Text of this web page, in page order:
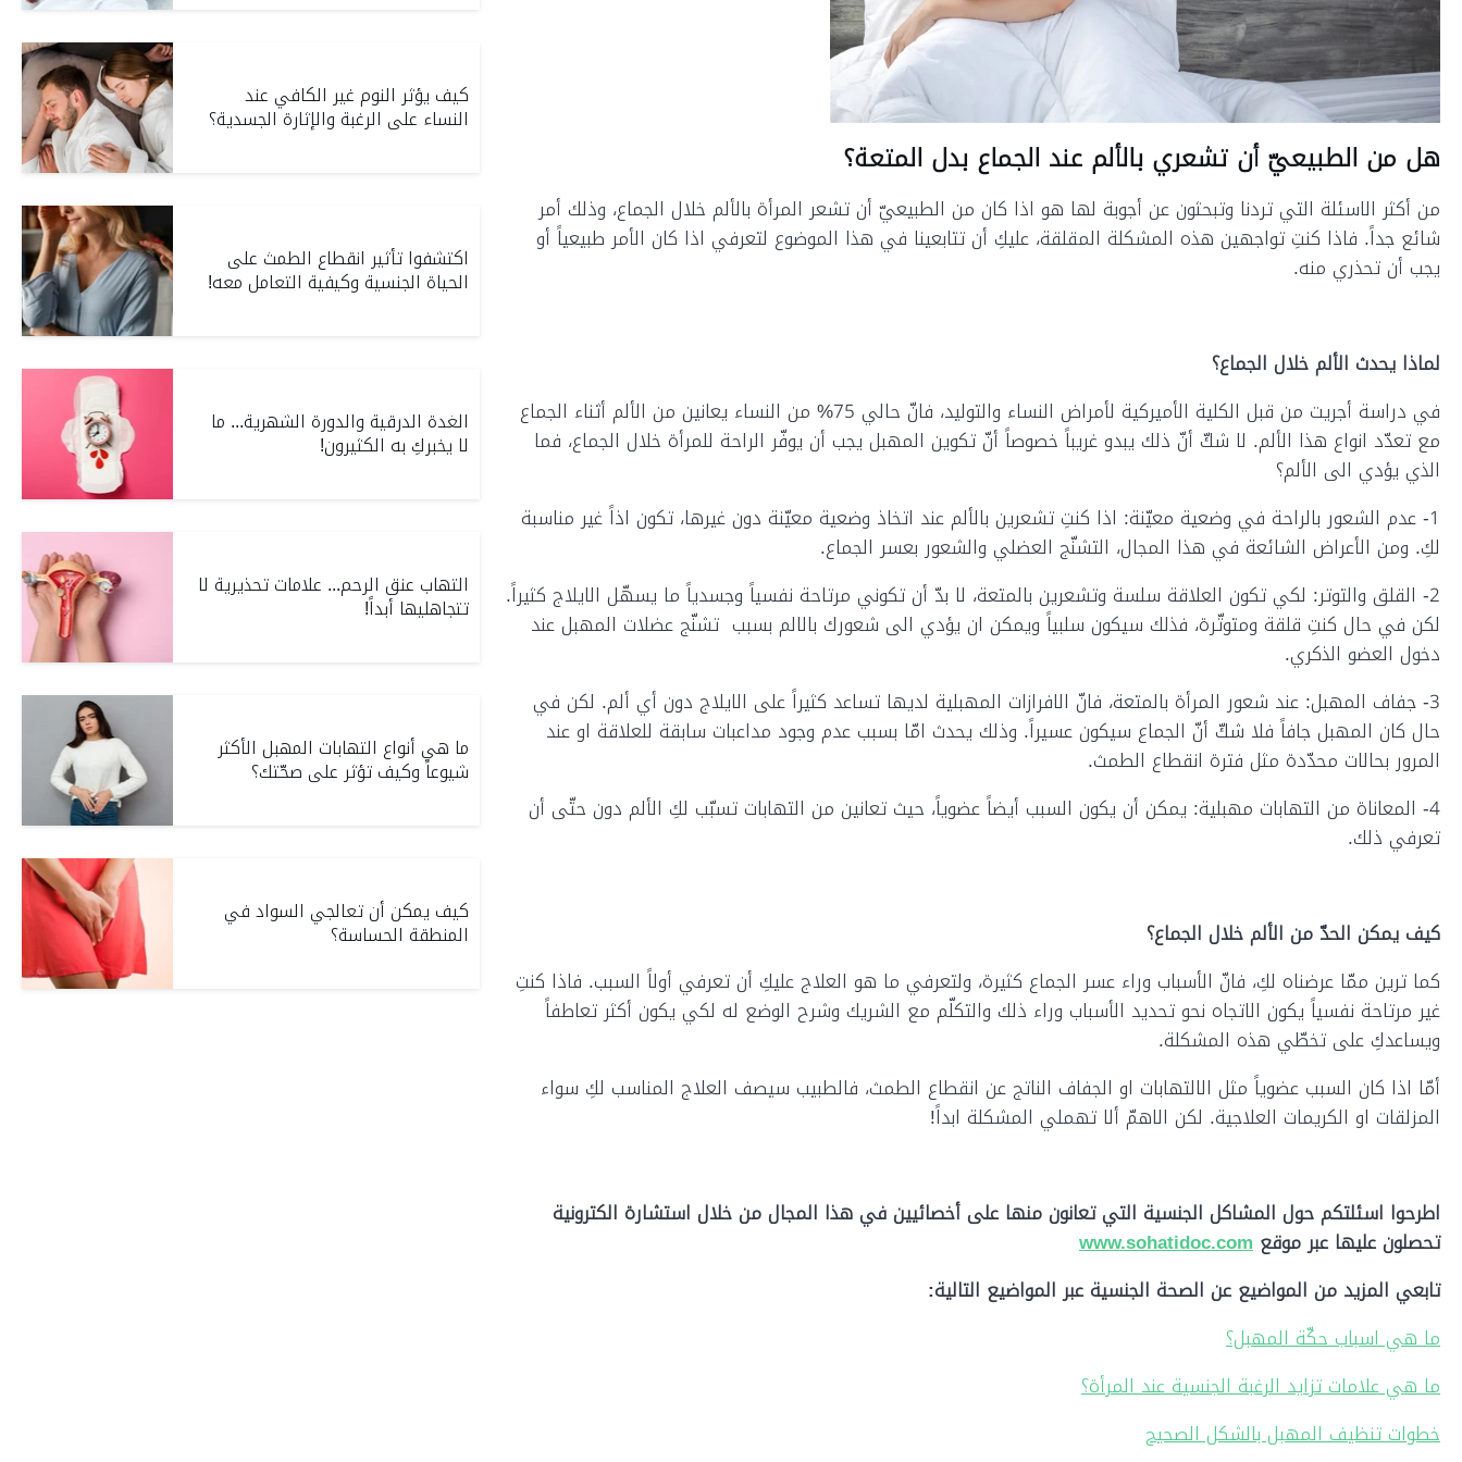
كيف يؤثر النوم غير الكافي عند
النساء على الرغبة والإثارة الجسدية؟
اكتشفوا تأثير انقطاع الطمث على
الحياة الجنسية وكيفية التعامل معه!
الغدة الدرقية والدورة الشهرية... ما
لا يخبركِ به الكثيرون!
التهاب عنق الرحم... علامات تحذيرية لا
تتجاهليها أبداً!
ما هي أنواع التهابات المهبل الأكثر
شيوعاً وكيف تؤثر على صحّتك؟
كيف يمكن أن تعالجي السواد في
المنطقة الحساسة؟
هل من الطبيعيّ أن تشعري بالألم عند الجماع بدل المتعة؟
من أكثر الاسئلة التي تردنا وتبحثون عن أجوبة لها هو اذا كان من الطبيعيّ أن تشعر المرأة بالألم خلال الجماع، وذلك أمر
شائع جداً. فاذا كنتِ تواجهين هذه المشكلة المقلقة، عليكِ أن تتابعينا في هذا الموضوع لتعرفي اذا كان الأمر طبيعياً أو
يجب أن تحذري منه.
لماذا يحدث الألم خلال الجماع؟
في دراسة أجريت من قبل الكلية الأميركية لأمراض النساء والتوليد، فانّ حالي 75% من النساء يعانين من الألم أثناء الجماع
مع تعدّد انواع هذا الألم. لا شكّ أنّ ذلك يبدو غريباً خصوصاً أنّ تكوين المهبل يجب أن يوفّر الراحة للمرأة خلال الجماع، فما
الذي يؤدي الى الألم؟
1- عدم الشعور بالراحة في وضعية معيّنة: اذا كنتِ تشعرين بالألم عند اتخاذ وضعية معيّنة دون غيرها، تكون اذاً غير مناسبة
لكِ. ومن الأعراض الشائعة في هذا المجال، التشنّج العضلي والشعور بعسر الجماع.
2- القلق والتوتر: لكي تكون العلاقة سلسة وتشعرين بالمتعة، لا بدّ أن تكوني مرتاحة نفسياً وجسدياً ما يسهّل الايلاج كثيراً.
لكن في حال كنتِ قلقة ومتوتّرة، فذلك سيكون سلبياً ويمكن ان يؤدي الى شعورك بالالم بسبب تشنّج عضلات المهبل عند
دخول العضو الذكري.
3- جفاف المهبل: عند شعور المرأة بالمتعة، فانّ الافرازات المهبلية لديها تساعد كثيراً على الايلاج دون أي ألم. لكن في
حال كان المهبل جافاً فلا شكّ أنّ الجماع سيكون عسيراً. وذلك يحدث امّا بسبب عدم وجود مداعبات سابقة للعلاقة او عند
المرور بحالات محدّدة مثل فترة انقطاع الطمث.
4- المعاناة من التهابات مهبلية: يمكن أن يكون السبب أيضاً عضوياً، حيث تعانين من التهابات تسبّب لكِ الألم دون حتّى أن
تعرفي ذلك.
كيف يمكن الحدّ من الألم خلال الجماع؟
كما ترين ممّا عرضناه لكِ، فانّ الأسباب وراء عسر الجماع كثيرة، ولتعرفي ما هو العلاج عليكِ أن تعرفي أولاً السبب. فاذا كنتِ
غير مرتاحة نفسياً يكون الاتجاه نحو تحديد الأسباب وراء ذلك والتكلّم مع الشريك وشرح الوضع له لكي يكون أكثر تعاطفاً
ويساعدكِ على تخطّي هذه المشكلة.
أمّا اذا كان السبب عضوياً مثل الالتهابات او الجفاف الناتج عن انقطاع الطمث، فالطبيب سيصف العلاج المناسب لكِ سواء
المزلقات او الكريمات العلاجية. لكن الاهمّ ألا تهملي المشكلة ابداً!
اطرحوا اسئلتكم حول المشاكل الجنسية التي تعانون منها على أخصائيين في هذا المجال من خلال استشارة الكترونية
تحصلون عليها عبر موقعwww.sohatidoc.com
تابعي المزيد من المواضيع عن الصحة الجنسية عبر المواضيع التالية:
ما هي اسباب حكّة المهبل؟
ما هي علامات تزايد الرغبة الجنسية عند المرأة؟
خطوات تنظيف المهبل بالشكل الصحيح